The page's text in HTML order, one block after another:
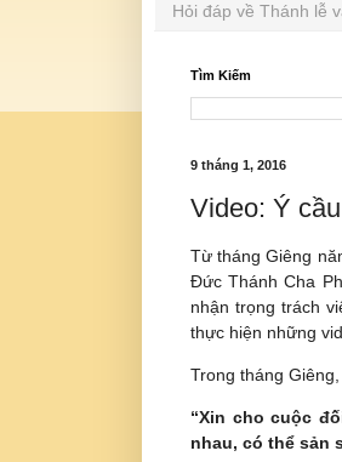
Hỏi đáp về Thánh lễ
Tìm Kiếm
9 tháng 1, 2016
Video: Ý
Từ tháng Giêng
Đức Thánh Cha
nhận trọng trách
thực hiện những
Trong tháng
“Xin cho cuộc
nhau, có thể sản